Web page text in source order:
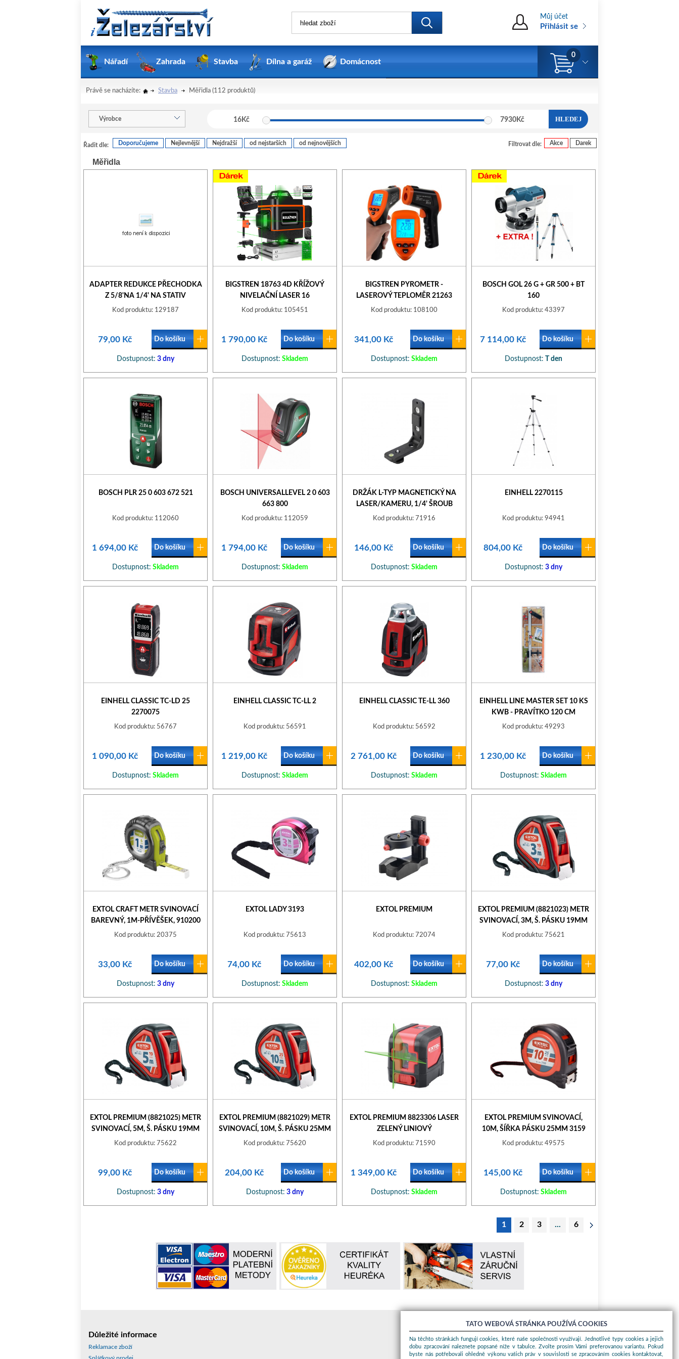
Můj účet
Přihlásit se
Nářadí Zahrada Stavba Dílna a garáž Domácnost
0
Právě se nacházíte: Stavba Měřidla (112 produktů)
Výrobce 16Kč 7930Kč HLEDEJ
Filtrovat dle: Akce Darek
Řadit dle: Doporučujeme Nejlevnější Nejdražší od nejstarších od nejnovějších
Měřidla
ADAPTER REDUKCE PŘECHODKA
Z 5/8'NA 1/4' NA STATIV
PROCRAFT ADAPTER FOR LASER
Kod produktu: 129187
79,00 Kč Do košíku
Dostupnost: 3 dny
BIGSTREN 18763 4D KŘÍŽOVÝ
NIVELAČNÍ LASER 16
Kod produktu: 105451
1 790,00 Kč Do košíku
Dostupnost: Skladem
BIGSTREN PYROMETR -
LASEROVÝ TEPLOMĚR 21263
Kod produktu: 108100
341,00 Kč Do košíku
Dostupnost: Skladem
BOSCH GOL 26 G + GR 500 + BT
160
Kod produktu: 43397
7 114,00 Kč Do košíku
Dostupnost: T den
BOSCH PLR 25 0 603 672 521
Kod produktu: 112060
1 694,00 Kč Do košíku
Dostupnost: Skladem
BOSCH UNIVERSALLEVEL 2 0 603
663 800
Kod produktu: 112059
1 794,00 Kč Do košíku
Dostupnost: Skladem
DRŽÁK L-TYP MAGNETICKÝ NA
LASER/KAMERU, 1/4' ŠROUB
Kod produktu: 71916
146,00 Kč Do košíku
Dostupnost: Skladem
EINHELL 2270115
Kod produktu: 94941
804,00 Kč Do košíku
Dostupnost: 3 dny
EINHELL CLASSIC TC-LD 25
2270075
Kod produktu: 56767
1 090,00 Kč Do košíku
Dostupnost: Skladem
EINHELL CLASSIC TC-LL 2
Kod produktu: 56591
1 219,00 Kč Do košíku
Dostupnost: Skladem
EINHELL CLASSIC TE-LL 360
Kod produktu: 56592
2 761,00 Kč Do košíku
Dostupnost: Skladem
EINHELL LINE MASTER SET 10 KS
KWB - PRAVÍTKO 120 CM
Kod produktu: 49293
1 230,00 Kč Do košíku
Dostupnost: Skladem
EXTOL CRAFT METR SVINOVACÍ
BAREVNÝ, 1M-PŘÍVĚŠEK, 910200
Kod produktu: 20375
33,00 Kč Do košíku
Dostupnost: 3 dny
EXTOL LADY 3193
Kod produktu: 75613
74,00 Kč Do košíku
Dostupnost: Skladem
EXTOL PREMIUM
Kod produktu: 72074
402,00 Kč Do košíku
Dostupnost: Skladem
EXTOL PREMIUM (8821023) METR
SVINOVACÍ, 3M, Š. PÁSKU 19MM
Kod produktu: 75621
77,00 Kč Do košíku
Dostupnost: 3 dny
EXTOL PREMIUM (8821025) METR
SVINOVACÍ, 5M, Š. PÁSKU 19MM
Kod produktu: 75622
99,00 Kč Do košíku
Dostupnost: 3 dny
EXTOL PREMIUM (8821029) METR
SVINOVACÍ, 10M, Š. PÁSKU 25MM
Kod produktu: 75620
204,00 Kč Do košíku
Dostupnost: 3 dny
EXTOL PREMIUM 8823306 LASER
ZELENÝ LINIOVÝ
Kod produktu: 71590
1 349,00 Kč Do košíku
Dostupnost: Skladem
EXTOL PREMIUM SVINOVACÍ,
10M, ŠÍŘKA PÁSKU 25MM 3159
Kod produktu: 49575
145,00 Kč Do košíku
Dostupnost: Skladem
1 2 3 ... 6
Důležité informace
Reklamace zboží
O nákupu
Obchodní podmínky
TATO WEBOVÁ STRÁNKA POUŽÍVÁ COOKIES
Na těchto stránkách fungují cookies, které naše společnosti využívají. Jednotlivé typy cookies a jejich
dobu zpracování naleznete popsané níže v tabulce. Zvolte prosím Vámi preferovanou variantu. Pokud
byste nás potřebovali ohledně výkonu vašich práv v souvislosti se zpracováním cookies kontaktovat,